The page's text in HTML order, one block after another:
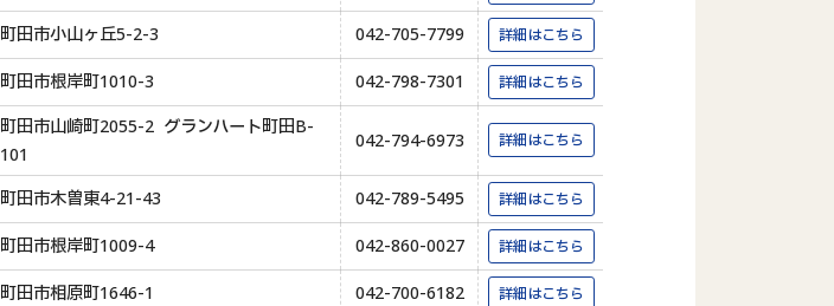
町田市小山ヶ丘5-2-3 042-705-7799 詳細はこちら
町田市根岸町1010-3 042-798-7301 詳細はこちら
町田市山崎町2055-2 グランハート町田B-
101
042-794-6973 詳細はこちら
町田市木曽東4-21-43 042-789-5495 詳細はこちら
町田市根岸町1009-4 042-860-0027 詳細はこちら
町田市相原町1646-1 042-700-6182 詳細はこちら